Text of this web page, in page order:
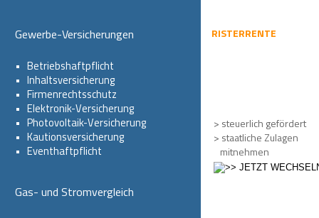
RISTERRENTE
> steuerlich gefördert
> staatliche Zulagen
mitnehmen
Gewerbe-Versicherungen
• Betriebshaftpflicht
• Inhaltsversicherung
• Firmenrechtsschutz
• Elektronik-Versicherung
• Photovoltaik-Versicherung
• Kautionsversicherung
• Eventhaftpflicht
Gas- und Stromvergleich